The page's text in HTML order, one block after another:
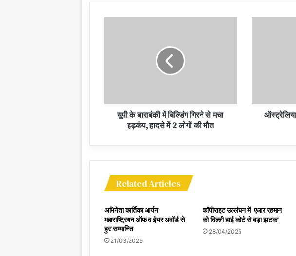
यूपी के बाराबंकी में बिल्डिंग गिरने से मचा
हड़कंप, हादसे में 2 लोगों की मौत
Related Articles
अभिनेता कार्तिका आर्यन
महाराष्ट्रियन ऑफ द ईयर अवॉर्ड से
हुउ सम्मानित
21/03/2025
कॉपीराइट उल्लंघन में एआर रहमान
को दिल्ली हाई कोर्ट से बड़ा झटका
28/04/2025